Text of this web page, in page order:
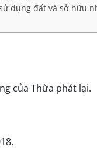
dụng đất và sở hữu
của Thừa phát lại.